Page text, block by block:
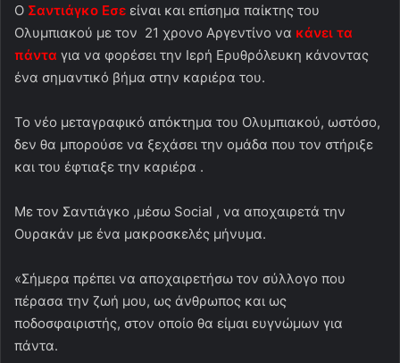
Ο Σαντιάγκο Εσε είναι και επίσημα παίκτης του
Ολυμπιακού με τον 21 χρονο Αργεντίνο να κάνει τα
πάντα για να φορέσει την Ιερή Ερυθρόλευκη κάνοντας
ένα σημαντικό βήμα στην καριέρα του.
Το νέο μεταγραφικό απόκτημα του Ολυμπιακού, ωστόσο,
δεν θα μπορούσε να ξεχάσει την ομάδα που τον στήριξε
και του έφτιαξε την καριέρα .
Με τον Σαντιάγκο ,μέσω Social , να αποχαιρετά την
Ουρακάν με ένα μακροσκελές μήνυμα.
«Σήμερα πρέπει να αποχαιρετήσω τον σύλλογο που
πέρασα την ζωή μου, ως άνθρωπος και ως
ποδοσφαιριστής, στον οποίο θα είμαι ευγνώμων για
πάντα.